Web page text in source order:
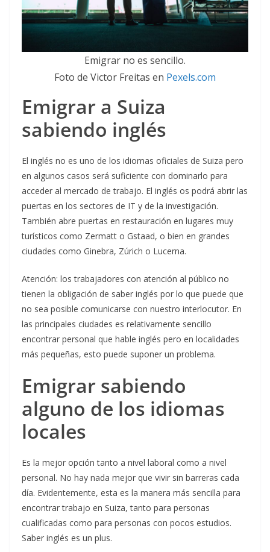
Emigrar no es sencillo.
Foto de Victor Freitas en Pexels.com
Emigrar a Suiza
sabiendo inglés
El inglés no es uno de los idiomas oficiales de Suiza pero
en algunos casos será suficiente con dominarlo para
acceder al mercado de trabajo. El inglés os podrá abrir las
puertas en los sectores de IT y de la investigación.
También abre puertas en restauración en lugares muy
turísticos como Zermatt o Gstaad, o bien en grandes
ciudades como Ginebra, Zúrich o Lucerna.
Atención: los trabajadores con atención al público no
tienen la obligación de saber inglés por lo que puede que
no sea posible comunicarse con nuestro interlocutor. En
las principales ciudades es relativamente sencillo
encontrar personal que hable inglés pero en localidades
más pequeñas, esto puede suponer un problema.
Emigrar sabiendo
alguno de los idiomas
locales
Es la mejor opción tanto a nivel laboral como a nivel
personal. No hay nada mejor que vivir sin barreras cada
día. Evidentemente, esta es la manera más sencilla para
encontrar trabajo en Suiza, tanto para personas
cualificadas como para personas con pocos estudios.
Saber inglés es un plus.